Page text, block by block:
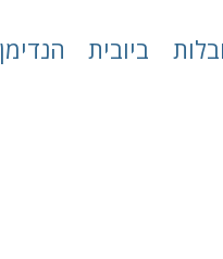
ביובית הנדימן